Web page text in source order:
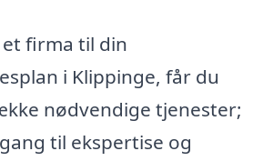
firma til din
i Klippinge, får du
nødvendige tjenester;
til ekspertise og